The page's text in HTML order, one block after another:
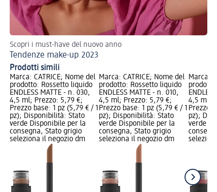
Scopri i must-have del nuovo anno
Tendenze make-up 2023
Prodotti simili
Marca: CATRICE; Nome del
prodotto: Rossetto liquido
ENDLESS MATTE - n. 030,
4,5 ml; Prezzo: 5,79 €;
Prezzo base: 1 pz (5,79 € / 1
pz); Disponibilità: Stato
verde Disponibile per la
consegna, Stato grigio
seleziona il negozio dm
Marca: CATRICE; Nome del
prodotto: Rossetto liquido
ENDLESS MATTE - n. 010,
4,5 ml; Prezzo: 5,79 €;
Prezzo base: 1 pz (5,79 € / 1
pz); Disponibilità: Stato
verde Disponibile per la
consegna, Stato grigio
seleziona il negozio dm
Marca:
4,5 ml;
Prezzo
pz);
verde